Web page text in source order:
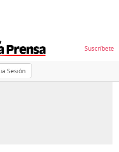
Sesión
Suscríbete